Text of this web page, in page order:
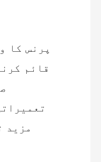
پرنس کا
قائم
مزید